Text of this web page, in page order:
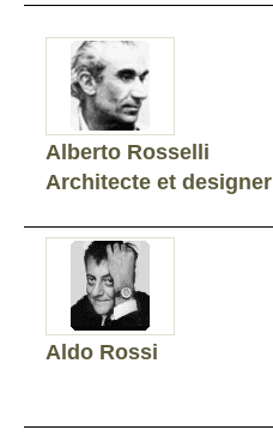
Alberto Rosselli
Architecte et designer
Aldo Rossi